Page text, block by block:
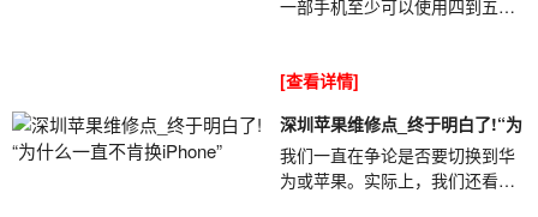
一部手机至少可以使用四到五
但是，深圳苹果维...
[查看详情]
深圳苹果维修点_终于明白了!“为
我们一直在争论是否要切换到华
为或苹果。实际上，我们还看